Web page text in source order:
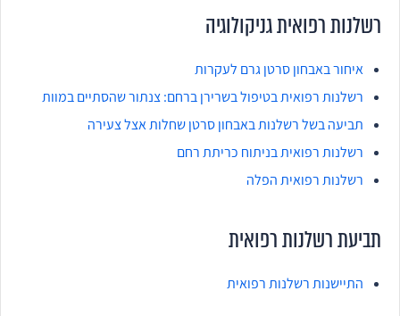
רשלנות רפואית גניקולוגיה
איחור באבחון סרטן גרם לעקרות
רשלנות רפואית בטיפול בשרירן ברחם: צנתור שהסתיים במוות
תביעה בשל רשלנות באבחון סרטן שחלות אצל צעירה
רשלנות רפואית בניתוח כריתת רחם
רשלנות רפואית הפלה
תביעת רשלנות רפואית
התיישנות רשלנות רפואית